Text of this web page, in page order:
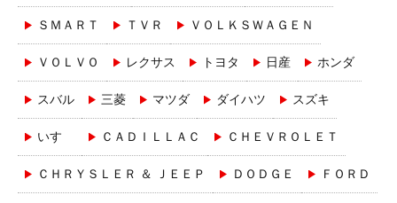
ＳＭＡＲＴ ＴＶＲ ＶＯＬＫＳＷＡＧＥＮ
ＶＯＬＶＯ レクサス トヨタ 日産 ホンダ
スバル 三菱 マツダ ダイハツ スズキ
いすゞ ＣＡＤＩＬＬＡＣ ＣＨＥＶＲＯＬＥＴ
ＣＨＲＹＳＬＥＲ ＆ ＪＥＥＰ ＤＯＤＧＥ ＦＯＲＤ